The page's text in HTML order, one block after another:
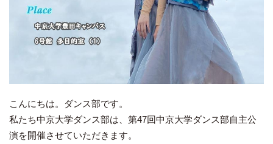
こんにちは。ダンス部です。
私たち中京大学ダンス部は、第47回中京大学ダンス部自主公
演を開催させていただきます。